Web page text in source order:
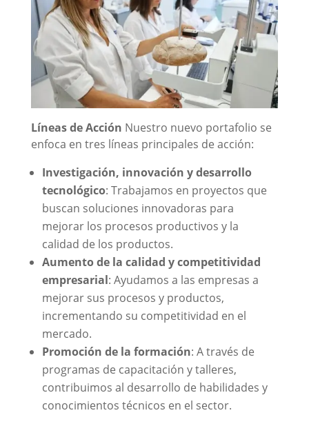
Líneas de Acción Nuestro nuevo portafolio se
enfoca en tres líneas principales de acción:
Investigación, innovación y desarrollo
tecnológico: Trabajamos en proyectos que
buscan soluciones innovadoras para
mejorar los procesos productivos y la
calidad de los productos.
Aumento de la calidad y competitividad
empresarial: Ayudamos a las empresas a
mejorar sus procesos y productos,
incrementando su competitividad en el
mercado.
Promoción de la formación: A través de
programas de capacitación y talleres,
contribuimos al desarrollo de habilidades y
conocimientos técnicos en el sector.